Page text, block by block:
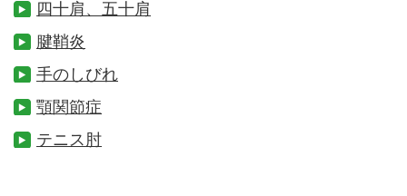
四十肩、五十肩
腱鞘炎
手のしびれ
顎関節症
テニス肘